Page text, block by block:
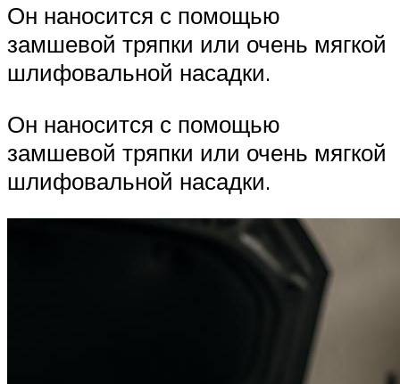
Он наносится с помощью
замшевой тряпки или очень мягкой
шлифовальной насадки.
Он наносится с помощью
замшевой тряпки или очень мягкой
шлифовальной насадки.